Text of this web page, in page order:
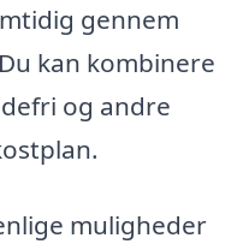
gennem
kan kombinere
og andre
muligheder